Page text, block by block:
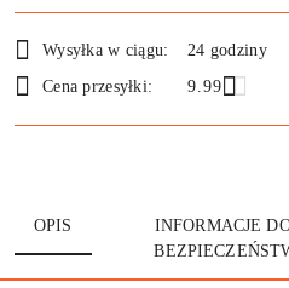
Wysyłka w ciągu:
24 godziny
Cena przesyłki:
9.99
OPIS
INFORMACJE